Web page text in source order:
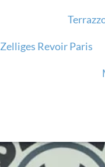
Zelliges Revoir Paris